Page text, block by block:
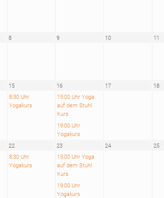
8 9 10 11
15
8:30 Uhr
Yogakurs
16
15:00 Uhr Yoga
auf dem Stuhl
Kurs
19:00 Uhr
Yogakurs
17 18
22
8:30 Uhr
Yogakurs
23
15:00 Uhr Yoga
auf dem Stuhl
Kurs
19:00 Uhr
Yogakurs
24 25